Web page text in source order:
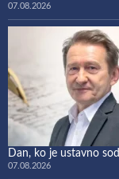
07.08.2026
Dan, ko je ustavno
07.08.2026